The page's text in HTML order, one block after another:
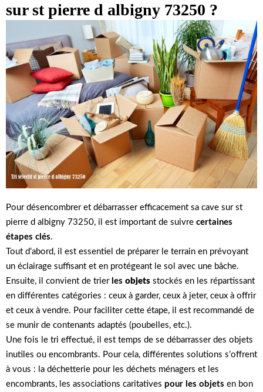
sur st pierre d albigny 73250 ?
Pour désencombrer et débarrasser efficacement sa cave sur st
pierre d albigny 73250, il est important de suivre certaines
étapes clés.
Tout d’abord, il est essentiel de préparer le terrain en prévoyant
un éclairage suffisant et en protégeant le sol avec une bâche.
Ensuite, il convient de trier les objets stockés en les répartissant
en différentes catégories : ceux à garder, ceux à jeter, ceux à offrir
et ceux à vendre. Pour faciliter cette étape, il est recommandé de
se munir de contenants adaptés (poubelles, etc.).
Une fois le tri effectué, il est temps de se débarrasser des objets
inutiles ou encombrants. Pour cela, différentes solutions s’offrent
à vous : la déchetterie pour les déchets ménagers et les
encombrants, les associations caritatives pour les objets en bon